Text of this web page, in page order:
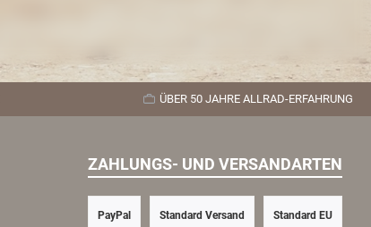
ÜBER 50 JAHRE ALLRAD-ERFAHRUNG
ZAHLUNGS- UND VERSANDARTEN
PayPal Standard Versand Standard EU